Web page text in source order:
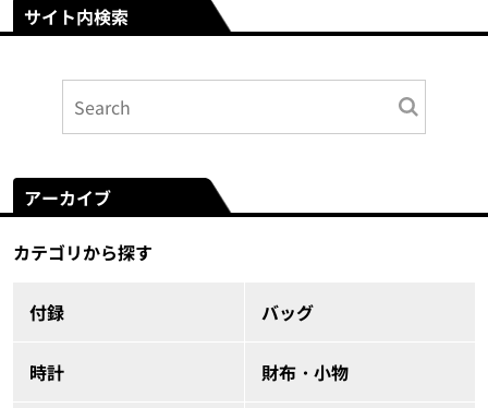
サイト内検索
アーカイブ
カテゴリから探す
付録 バッグ
時計 財布・小物